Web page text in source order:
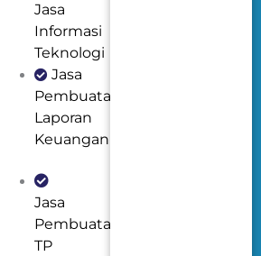
Jasa
Informasi
Teknologi
Jasa
Pembuatan
Laporan
Keuangan
Jasa
Pembuatan
TP